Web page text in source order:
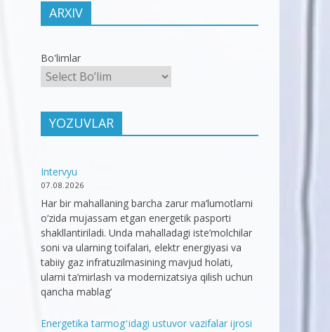
ARXIV
Bo'limlar
YOZUVLAR
Intervyu
07.08.2026
Har bir mahallaning barcha zarur ma’lumotlarni
o‘zida mujassam etgan energetik pasporti
shakllantiriladi. Unda mahalladagi iste’molchilar
soni va ularning toifalari, elektr energiyasi va
tabiiy gaz infratuzilmasining mavjud holati,
ularni ta’mirlash va modernizatsiya qilish uchun
qancha mablag‘
Energetika tarmogʻidagi ustuvor vazifalar ijrosi